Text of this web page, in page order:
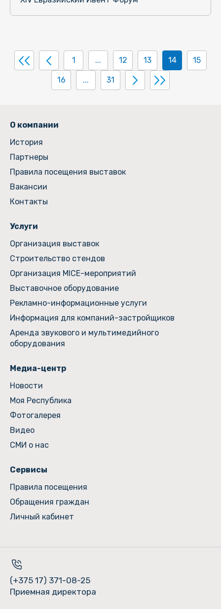
1 ... 12 13 14 15
16 ... 31
О компании
История
Партнеры
Правила посещения выставок
Вакансии
Контакты
Услуги
Организация выставок
Строительство стендов
Организация MICE-мероприятий
Выставочное оборудование
Рекламно-информационные услуги
Информация для компаний-застройщиков
Аренда звукового и мультимедийного
оборудования
Медиа-центр
Новости
Моя Республика
Фотогалерея
Видео
СМИ о нас
Сервисы
Правила посещения
Обращения граждан
Личный кабинет
(+375 17) 371-08-25
Приемная директора